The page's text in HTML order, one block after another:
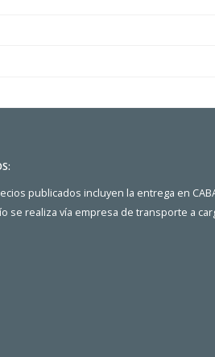
publicados incluyen la entrega en
se realiza vía empresa de transporte a